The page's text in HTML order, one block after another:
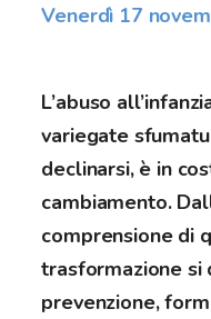
Venerdì 17
L’abuso
variegate
declinarsi, è in
cambiamento.
comprensione di
trasformazione
prevenzione,